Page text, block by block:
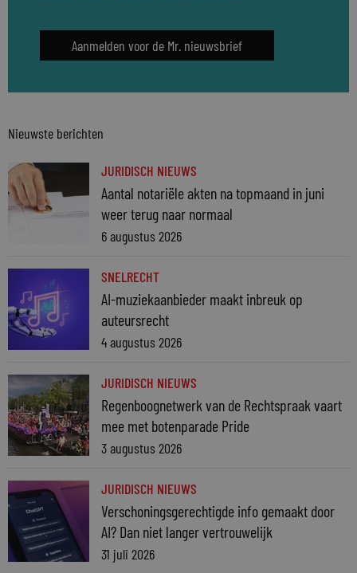
Aanmelden voor de Mr. nieuwsbrief
Nieuwste berichten
JURIDISCH NIEUWS
Aantal notariële akten na topmaand in juni
weer terug naar normaal
6 augustus 2026
SNELRECHT
AI-muziekaanbieder maakt inbreuk op
auteursrecht
4 augustus 2026
JURIDISCH NIEUWS
Regenboognetwerk van de Rechtspraak vaart
mee met botenparade Pride
3 augustus 2026
JURIDISCH NIEUWS
Verschoningsgerechtigde info gemaakt door
AI? Dan niet langer vertrouwelijk
31 juli 2026